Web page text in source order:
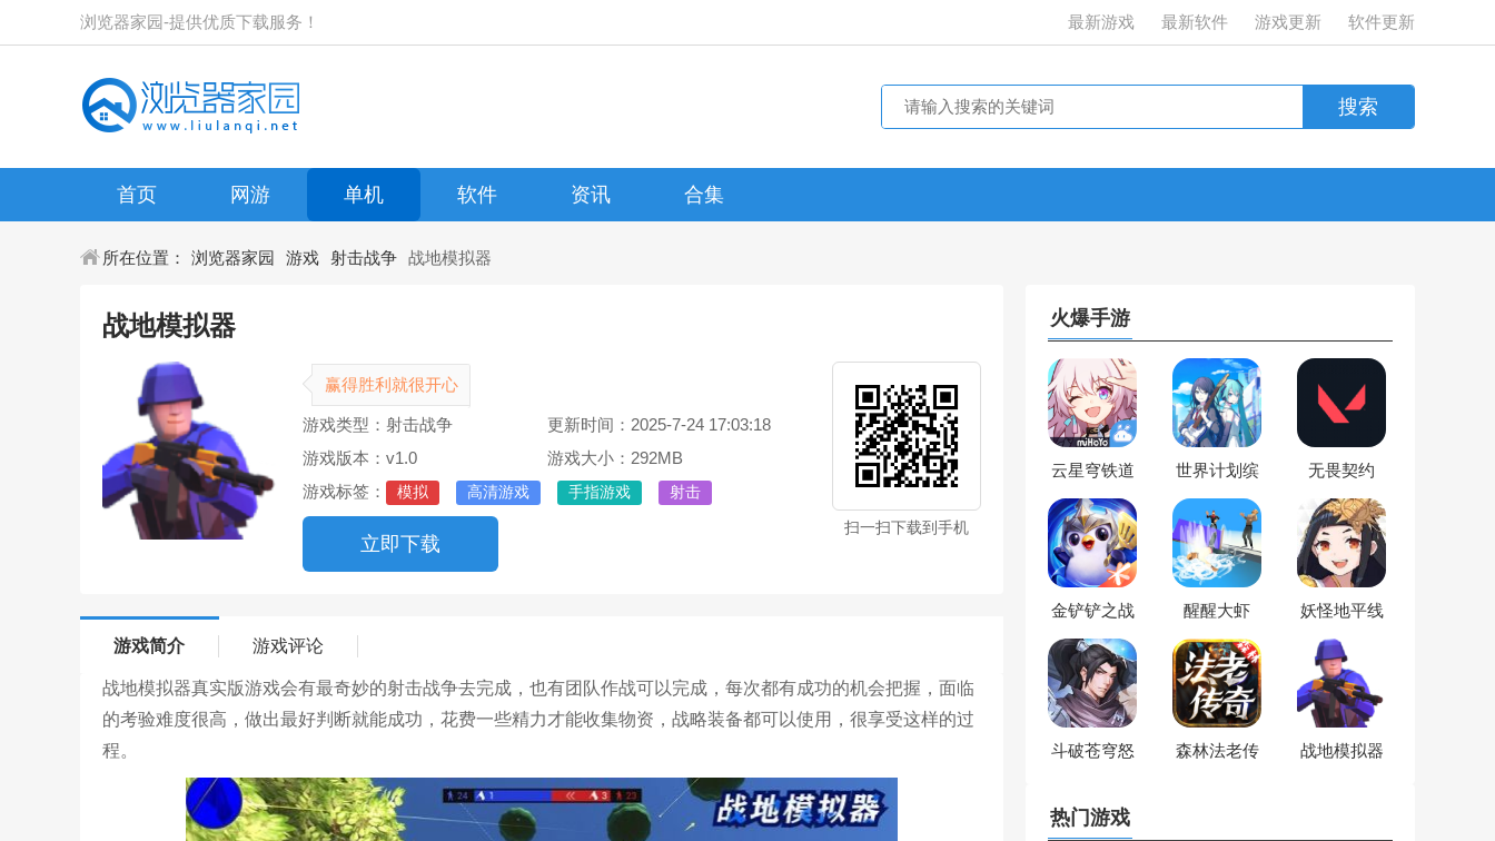
浏览器家园-提供优质下载服务！ 最新游戏 最新软件 游戏更新 软件更新
首页 网游 单机 软件 资讯 合集
所在位置： 浏览器家园 游戏 射击战争 战地模拟器
战地模拟器
赢得胜利就很开心
游戏类型：射击战争
更新时间：2025-7-24 17:03:18
游戏版本：v1.0
游戏大小：292MB
游戏标签：
模拟 高清游戏 手指游戏 射击
立即下载
扫一扫下载到手机
游戏简介 游戏评论
战地模拟器真实版游戏会有最奇妙的射击战争去完成，也有团队作战可以完成，每次都有成功的机会把握，面临
的考验难度很高，做出最好判断就能成功，花费一些精力才能收集物资，战略装备都可以使用，很享受这样的过
程。
火爆手游
云星穹铁道
世界计划缤
无畏契约
金铲铲之战 醒醒大虾 妖怪地平线
斗破苍穹怒
森林法老传
战地模拟器
热门游戏